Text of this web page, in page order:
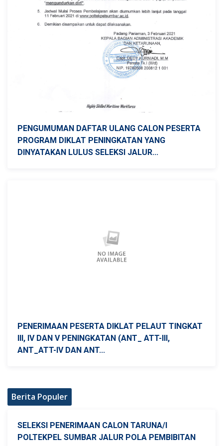
PENGUMUMAN DAFTAR ULANG CALON PESERTA
PROGRAM DIKLAT PENINGKATAN YANG
DINYATAKAN LULUS SELEKSI JALUR...
PENERIMAAN PESERTA DIKLAT PELAUT TINGKAT
III, IV DAN V PENINGKATAN (ANT_ ATT-III,
ANT_ATT-IV DAN ANT...
Berita Populer
SELEKSI PENERIMAAN CALON TARUNA/I
POLTEKPEL SUMBAR JALUR POLA PEMBIBITAN